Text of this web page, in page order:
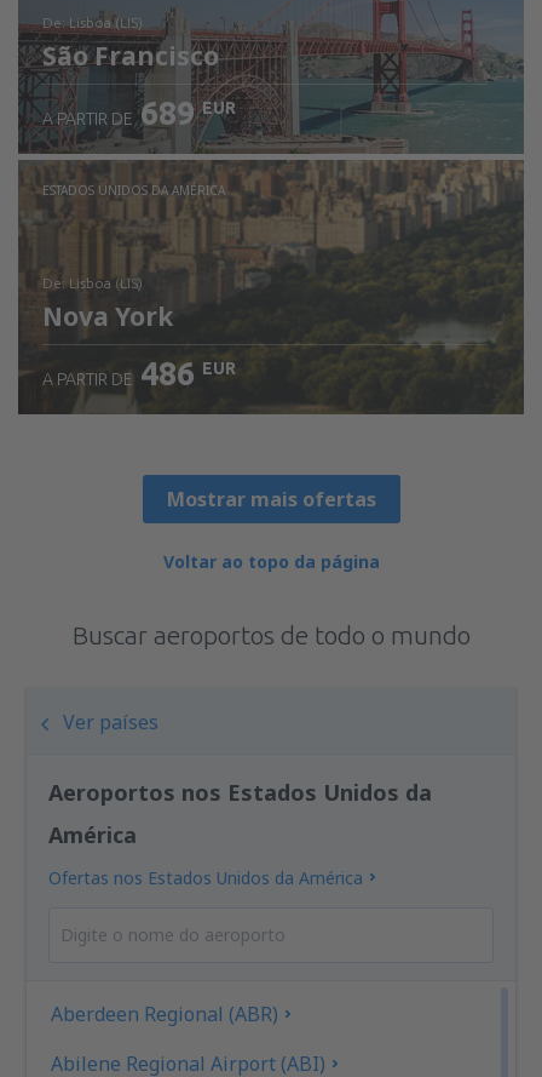
de: Lisboa (LIS)
São Francisco
Ver detalhes
A PARTIR DE 689 EUR
ESTADOS UNIDOS DA AMÉRICA
de: Lisboa (LIS)
Nova York
A PARTIR DE 486 EUR
Mostrar mais ofertas
Voltar ao topo da página
Buscar aeroportos de todo o mundo
Ver países
Aeroportos nos Estados Unidos da
América
Ofertas nos Estados Unidos da América
Aberdeen Regional (ABR)
Abilene Regional Airport (ABI)